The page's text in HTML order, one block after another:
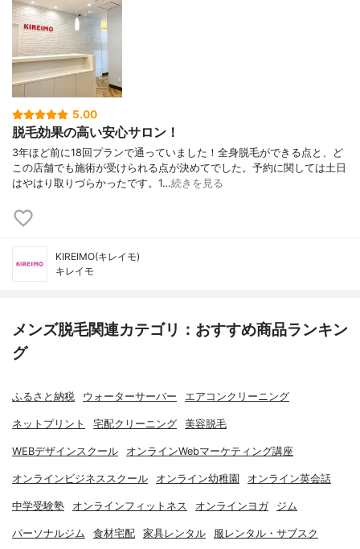
5.00
脱毛効果の高い安心サロン！
3年ほど前に18回プランで通っていました！全身脱毛ができる点と、ど
この店舗でも施術が受けられる点が決めてでした。予約に関しては土日
はやはり取りづらかったです。1…続きを見る
KIREIMO(キレイモ)
キレイモ
メンズ脱毛関連カテゴリ：おすすめ商品ランキン
グ
ふるさと納税 ウォーターサーバー エアコンクリーニング
ネットプリント 宅配クリーニング 美容脱毛
WEBデザインスクール オンラインWebマーケティング講座
オンラインビジネススクール オンライン幼稚園 オンライン英会話
中学受験塾 オンラインフィットネス オンラインヨガ ジム
パーソナルジム 食材宅配 家具レンタル 服レンタル・サブスク